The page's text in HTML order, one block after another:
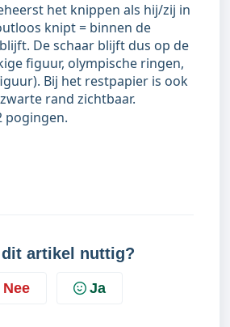
het knippen als hij/zij in
knipt = binnen de
De schaar blijft dus op de
figuur, olympische ringen,
Bij het restpapier is ook
rand zichtbaar.
pogingen.
dit artikel nuttig?
Nee Ja